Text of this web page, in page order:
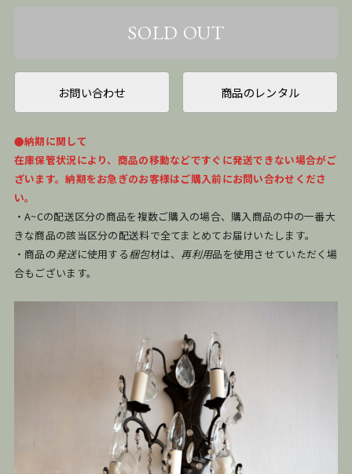
お問い合わせ 商品のレンタル
●納期に関して
在庫保管状況により、商品の移動などですぐに発送できない場合がご
ざいます。納期をお急ぎのお客様はご購入前にお問い合わせくださ
い。
・A~Cの配送区分の商品を複数ご購入の場合、購入商品の中の一番大
きな商品の該当区分の配送料で全てまとめてお届けいたします。
・商品の発送に使用する梱包材は、 再利用品を使用させていただく場
合もございます。